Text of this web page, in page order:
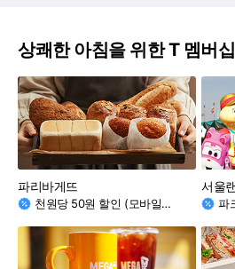
상쾌한 아침을 위한 T 멤버
파리바게뜨
천원당 50원 할인 (모바일카드/플라스틱카드)
서울